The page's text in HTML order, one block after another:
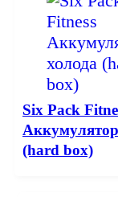
Six Pack
(hard box)